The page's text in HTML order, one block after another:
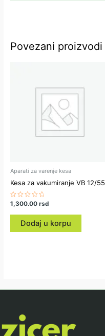
Povezani proizvodi
Aparati za varenje kesa
Kesa za vakumiranje VB 12/55
Ocenjeno
sa
0
1,300.00rsd
Dodaj u korpu